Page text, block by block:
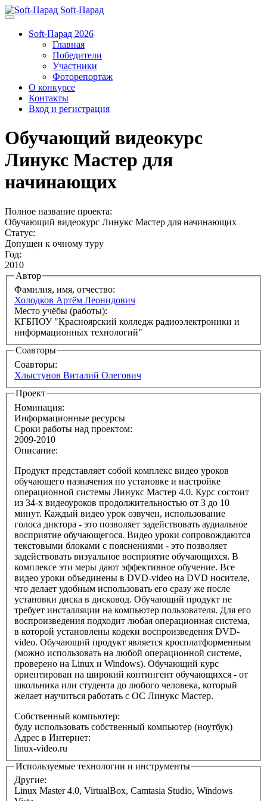
Soft-Парад
Soft-Парад 2026
Главная
Победители
Участники
Фоторепортаж
О конкурсе
Контакты
Вход и регистрация
Обучающий видеокурс
Линукс Мастер для
начинающих
Полное название проекта:
Обучающий видеокурс Линукс Мастер для начинающих
Статус:
Допущен к очному туру
Год:
2010
Автор
Фамилия, имя, отчество:
Холодков Артём Леонидович
Место учёбы (работы):
КГБПОУ "Красноярский колледж радиоэлектроники и
информационных технологий"
Соавторы
Соавторы:
Хлыстунов Виталий Олегович
Проект
Номинация:
Информационные ресурсы
Сроки работы над проектом:
2009-2010
Описание:
Продукт представляет собой комплекс видео уроков
обучающего назначения по установке и настройке
операционной системы Линукс Мастер 4.0. Курс состоит
из 34-х видеоуроков продолжительностью от 3 до 10
минут. Каждый видео урок озвучен, использование
голоса диктора - это позволяет задействовать аудиальное
восприятие обучающегося. Видео уроки сопровождаются
текстовыми блоками с пояснениями - это позволяет
задействовать визуальное восприятие обучающихся. В
комплексе эти меры дают эффективное обучение. Все
видео уроки объединены в DVD-video на DVD носителе,
что делает удобным использовать его сразу же после
установки диска в дисковод. Обучающий продукт не
требует инсталляции на компьютер пользователя. Для его
воспроизведения подходит любая операционная система,
в которой установлены кодеки воспроизведения DVD-
video. Обучающий продукт является кросплатформенным
(можно использовать на любой операционной системе,
проверено на Linux и Windows). Обучающий курс
ориентирован на широкий контингент обучающихся - от
школьника или студента до любого человека, который
желает научиться работать с ОС Линукс Мастер.
Собственный компьютер:
буду использовать собственный компьютер (ноутбук)
Адрес в Интернет:
linux-video.ru
Используемые технологии и инструменты
Другие:
Linux Master 4.0, VirtualBox, Camtasia Studio, Windows